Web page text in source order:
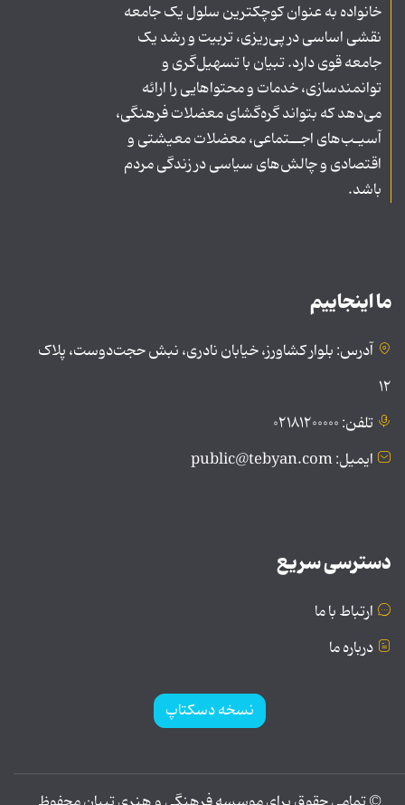
خانواده به عنوان کوچکترین سلول یک جامعه
نقشی اساسی در پی‌ریزی، تربیت و رشد یک
جامعه قوی دارد. تبیان با تسهیل‌گری و
توانمندسازی، خدمات و محتواهایی را ارائه
می‌دهد که بتواند گره‌گشای معضلات فرهنگی،
آسیـب‌های اجــتماعی، معضلات معیشتی و
اقتصادی و چالش‌های سیاسی در زندگی مردم
باشد.
ما اینجاییم
آدرس: بلوار کشاورز، خیابان نادری، نبش حجت‌دوست، پلاک
۱۲
تلفن: ۰۲۱۸۱۲۰۰۰۰۰
ایمیل: public@tebyan.com
دسترسی سریع
ارتباط با ما
درباره ما
نسخه دسکتاپ